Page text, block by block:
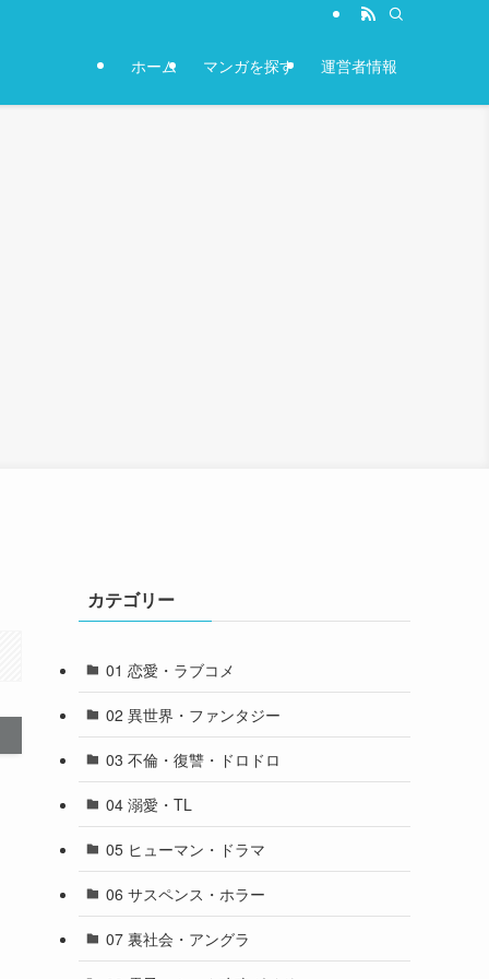
ホーム マンガを探す 運営者情報
カテゴリー
01 恋愛・ラブコメ
02 異世界・ファンタジー
03 不倫・復讐・ドロドロ
04 溺愛・TL
05 ヒューマン・ドラマ
06 サスペンス・ホラー
07 裏社会・アングラ